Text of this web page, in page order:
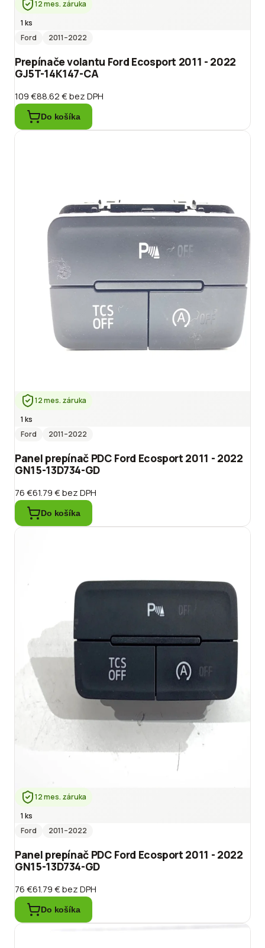
12 mes. záruka
1 ks
Ford
2011–2022
Prepínače volantu Ford Ecosport 2011 - 2022
GJ5T-14K147-CA
109 €88.62 €bez DPH
Do košíka
12 mes. záruka
1 ks
Ford
2011–2022
Panel prepínač PDC Ford Ecosport 2011 - 2022
GN15-13D734-GD
76 €61.79 €bez DPH
Do košíka
12 mes. záruka
1 ks
Ford
2011–2022
Panel prepínač PDC Ford Ecosport 2011 - 2022
GN15-13D734-GD
76 €61.79 €bez DPH
Do košíka